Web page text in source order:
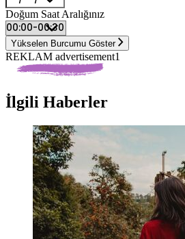
Doğum Saat Aralığınız
Yükselen Burcumu Göster
REKLAM advertisement1
İlgili Haberler